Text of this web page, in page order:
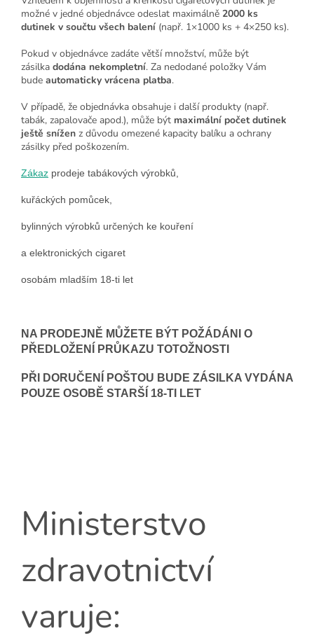
možné v jedné objednávce odeslat maximálně 2000 ks
dutinek v součtu všech balení (např. 1×1000 ks + 4×250 ks).
Pokud v objednávce zadáte větší množství, může být
zásilka dodána nekompletní. Za nedodané položky Vám
bude automaticky vrácena platba.
V případě, že objednávka obsahuje i další produkty (např.
tabák, zapalovače apod.), může být maximální počet dutinek
ještě snížen z důvodu omezené kapacity balíku a ochrany
zásilky před poškozením.
Zákaz prodeje tabákových výrobků,
kuřáckých pomůcek,
bylinných výrobků určených ke kouření
a elektronických cigaret
osobám mladším 18-ti let
NA PRODEJNĚ MŮŽETE BÝT POŽÁDÁNI O
PŘEDLOŽENÍ PRŮKAZU TOTOŽNOSTI
PŘI DORUČENÍ POŠTOU BUDE ZÁSILKA VYDÁNA
POUZE OSOBĚ STARŠÍ 18-TI LET
Ministerstvo
zdravotnictví
varuje: